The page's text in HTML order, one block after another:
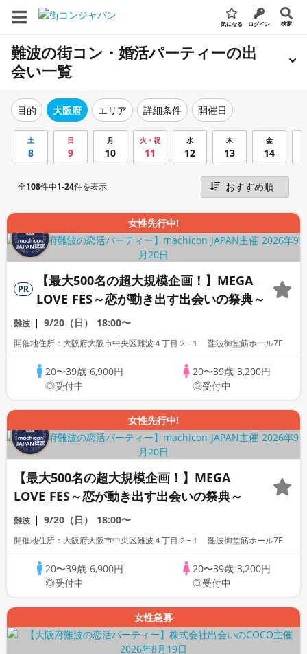
気になる ログイン 検索
難波の街コン・婚活パーティーの出
会い一覧
目的 大阪府 エリア 詳細条件 開催日
土
8
日
9
月
10
火・祝
11
水
12
木
13
金
14
全108件中1-24件を表示
女性先行中!
PR
【最大500名の超大規模企画！】MEGA
LOVE FES～恋が動き出す出会いの祭典～
難波 9/20（日） 18:00〜
開催地住所：大阪府大阪市中央区難波４丁目２−１ 難波御堂筋ホール7F
20〜39歳 6,900円
◎受付中
20〜39歳 3,200円
◎受付中
女性先行中!
【最大500名の超大規模企画！】MEGA
LOVE FES～恋が動き出す出会いの祭典～
難波 9/20（日） 18:00〜
開催地住所：大阪府大阪市中央区難波４丁目２−１ 難波御堂筋ホール7F
20〜39歳 6,900円
◎受付中
20〜39歳 3,200円
◎受付中
女性急募